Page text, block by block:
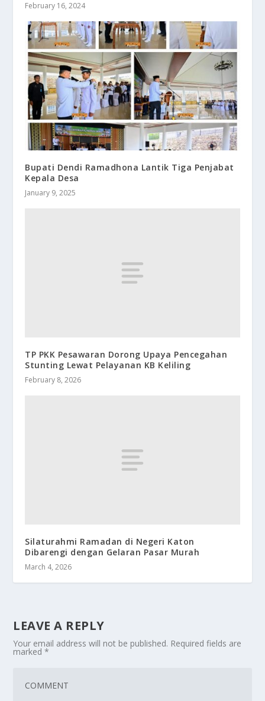
February 16, 2024
Bupati Dendi Ramadhona Lantik Tiga Penjabat
Kepala Desa
January 9, 2025
TP PKK Pesawaran Dorong Upaya Pencegahan
Stunting Lewat Pelayanan KB Keliling
February 8, 2026
Silaturahmi Ramadan di Negeri Katon
Dibarengi dengan Gelaran Pasar Murah
March 4, 2026
LEAVE A REPLY
Your email address will not be published. Required fields are
marked*